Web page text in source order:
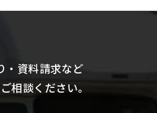
・資料請求など
相談ください。